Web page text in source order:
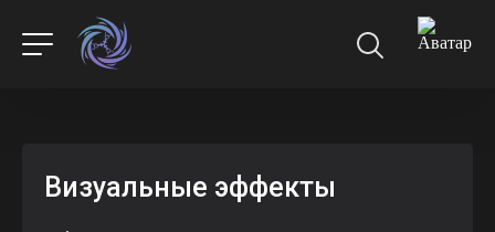
Визуальные эффекты